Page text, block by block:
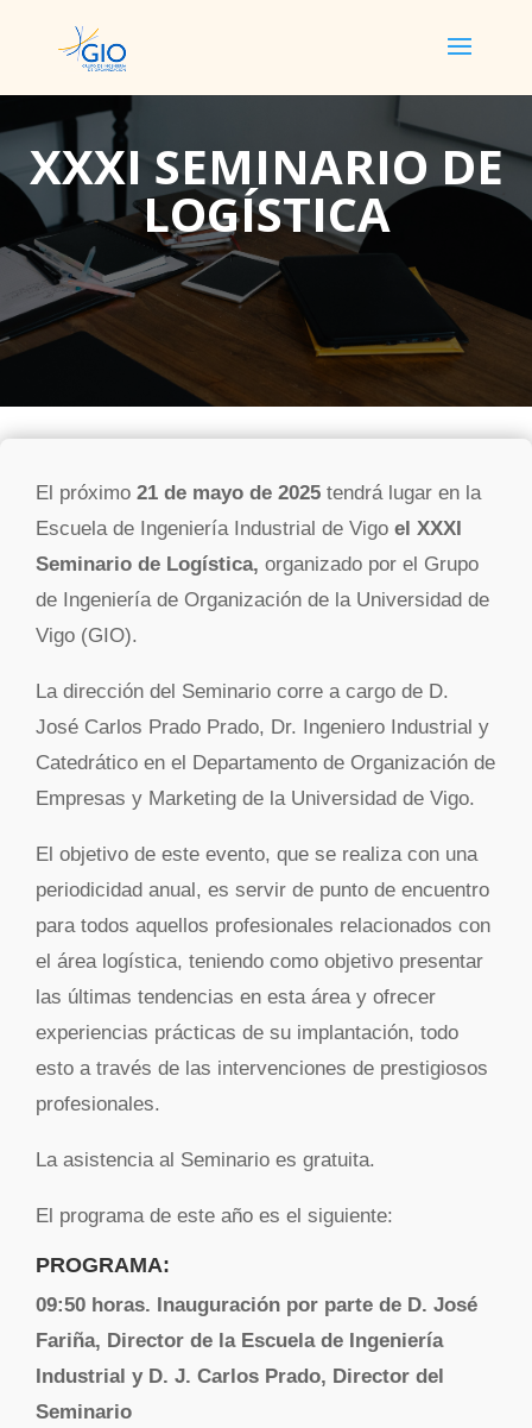
XXXI SEMINARIO DE
LOGÍSTICA
El próximo 21 de mayo de 2025 tendrá lugar en la
Escuela de Ingeniería Industrial de Vigo el XXXI
Seminario de Logística, organizado por el Grupo
de Ingeniería de Organización de la Universidad de
Vigo (GIO).
La dirección del Seminario corre a cargo de D.
José Carlos Prado Prado, Dr. Ingeniero Industrial y
Catedrático en el Departamento de Organización de
Empresas y Marketing de la Universidad de Vigo.
El objetivo de este evento, que se realiza con una
periodicidad anual, es servir de punto de encuentro
para todos aquellos profesionales relacionados con
el área logística, teniendo como objetivo presentar
las últimas tendencias en esta área y ofrecer
experiencias prácticas de su implantación, todo
esto a través de las intervenciones de prestigiosos
profesionales.
La asistencia al Seminario es gratuita.
El programa de este año es el siguiente:
PROGRAMA:
09:50 horas. Inauguración por parte de D. José
Fariña, Director de la Escuela de Ingeniería
Industrial y D. J. Carlos Prado, Director del
Seminario